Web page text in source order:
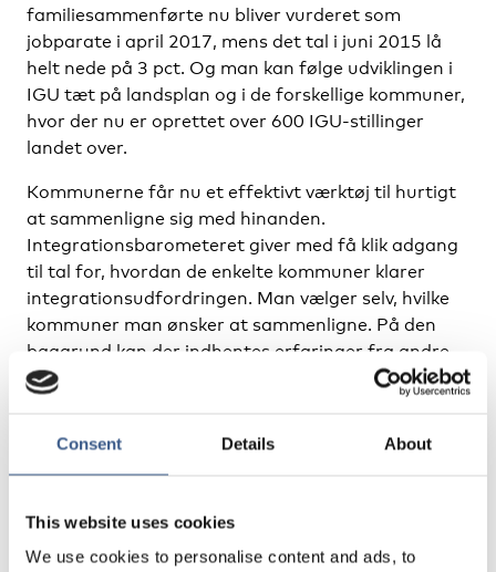
Consent Details About
This website uses cookies
We use cookies to personalise content and ads, to
familiesammenførte nu bliver vurderet som
jobparate i april 2017, mens det tal i juni 2015 lå
helt nede på 3 pct. Og man kan følge udviklingen i
IGU tæt på landsplan og i de forskellige kommuner,
hvor der nu er oprettet over 600 IGU-stillinger
landet over.
Kommunerne får nu et effektivt værktøj til hurtigt
at sammenligne sig med hinanden.
Integrationsbarometeret giver med få klik adgang
til tal for, hvordan de enkelte kommuner klarer
integrationsudfordringen. Man vælger selv, hvilke
kommuner man ønsker at sammenligne. På den
baggrund kan der indhentes erfaringer fra andre
kommuner, så integrationen samlet set kan
Det nationale integrationsbarometer